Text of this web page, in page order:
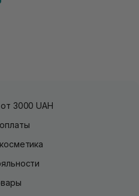
3000 UAH